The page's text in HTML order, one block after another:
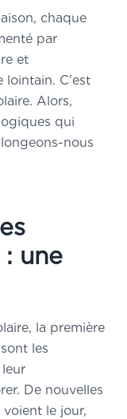
chaque
par
et
lointain. C'est
Alors,
qui
nous
une
la première
les
De nouvelles
le jour,